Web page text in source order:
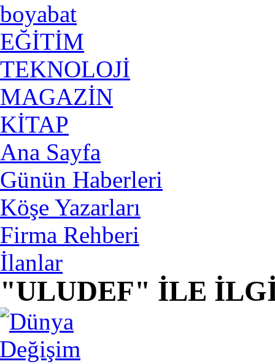
boyabat
EĞİTİM
TEKNOLOJİ
MAGAZİN
KİTAP
Ana Sayfa
Günün Haberleri
Köşe Yazarları
Firma Rehberi
İlanlar
"ULUDEF" İLE